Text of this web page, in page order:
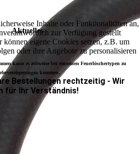
Aktuelles
kann es zeitweise bei einzelnen Feuerlöschertypen zu
kommen.
Bestellungen rechtzeitig - Wir
für Ihr Verständnis!
Inhalte oder Funktionalitäten an,
zur Verfügung gestellt
eigene Cookies setzen, z.B. um
oder ihre Angebote zu personalisieren